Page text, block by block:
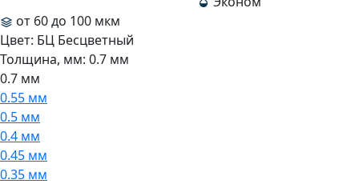
от 60 до 100 мкм
Цвет: БЦ Бесцветный
Толщина, мм: 0.7 мм
0.7 мм
0.55 мм
0.5 мм
0.4 мм
0.45 мм
0.35 мм